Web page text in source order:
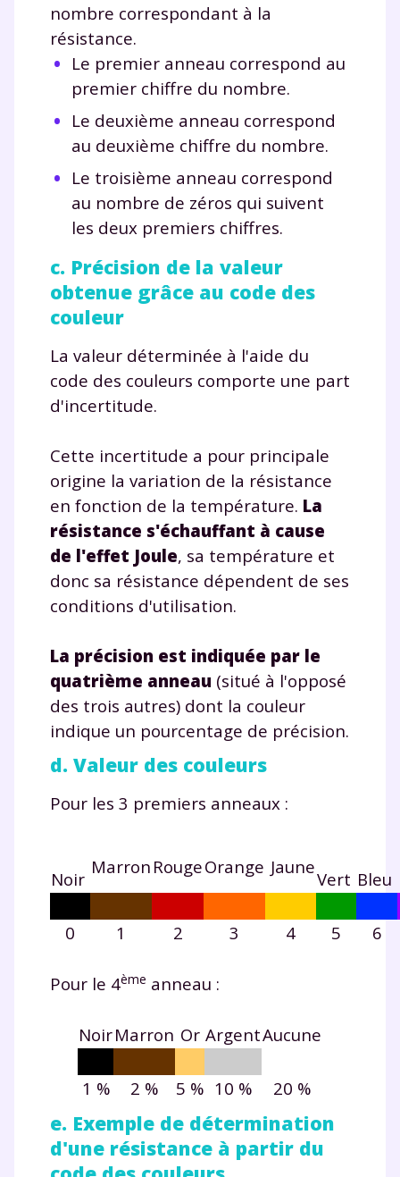
nombre correspondant à la
résistance.
Le premier anneau correspond au
premier chiffre du nombre.
Le deuxième anneau correspond
au deuxième chiffre du nombre.
Le troisième anneau correspond
au nombre de zéros qui suivent
les deux premiers chiffres.
c. Précision de la valeur
obtenue grâce au code des
couleur
La valeur déterminée à l'aide du
code des couleurs comporte une part
d'incertitude.
Cette incertitude a pour principale
origine la variation de la résistance
en fonction de la température. La
résistance s'échauffant à cause
de l'effet Joule, sa température et
donc sa résistance dépendent de ses
conditions d'utilisation.
La précision est indiquée par le
quatrième anneau (situé à l'opposé
des trois autres) dont la couleur
indique un pourcentage de précision.
d. Valeur des couleurs
Pour les 3 premiers anneaux :
Noir
Marron RougeOrange Jaune
Vert Bleu
0 1 2 3 4 5 6
Pour le 4ème anneau :
NoirMarron Or ArgentAucune
1 % 2 % 5 % 10 % 20 %
e. Exemple de détermination
d'une résistance à partir du
et de réussir votre
année scolaire ?
Testez gratuitement
pendant 24h notre